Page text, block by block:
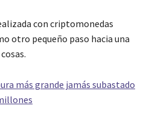
con criptomonedas
otro pequeño paso hacia una
más grande jamás subastado